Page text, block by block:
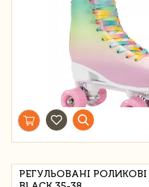
РЕГУЛЬОВАНІ РОЛИКОВІ